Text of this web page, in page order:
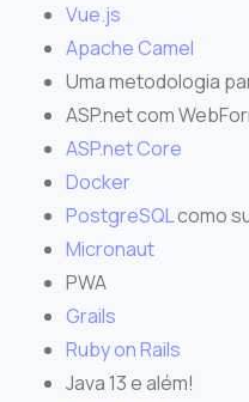
Vue.js
Apache Camel
Uma metodologia
ASP.net com
ASP.net Core
Docker
PostgreSQLcomo
Micronaut
PWA
Grails
Ruby on Rails
Java 13 e além!